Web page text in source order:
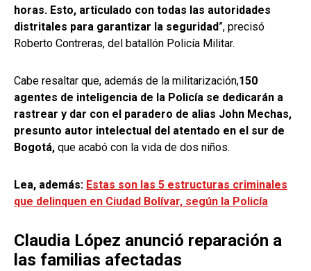
horas. Esto, articulado con todas las autoridades
distritales para garantizar la seguridad”, precisó
Roberto Contreras, del batallón Policía Militar.
Cabe resaltar que, además de la militarización,150
agentes de inteligencia de la Policía se dedicarán a
rastrear y dar con el paradero de alias John Mechas,
presunto autor intelectual del atentado en el sur de
Bogotá, que acabó con la vida de dos niños.
Lea, además: Estas son las 5 estructuras criminales
que delinquen en Ciudad Bolívar, según la Policía
Claudia López anunció reparación a
las familias afectadas